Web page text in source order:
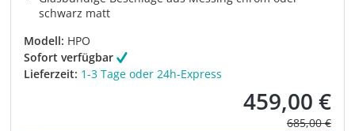
schwarz matt
Modell: HPO
Sofort verfügbar
Lieferzeit: 1-3 Tage oder 24h-Express
Verkaufspreis:
459,00 €
Regulärer
685,00 €